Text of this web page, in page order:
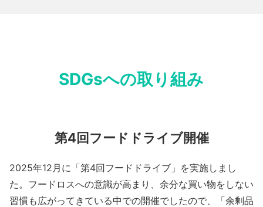
SDGsへの取り組み
第4回フードドライブ開催
2025年12月に「第4回フードドライブ」を実施しまし
た。フードロスへの意識が高まり、余分な買い物をしない
習慣も広がってきている中での開催でしたので、「余剰品